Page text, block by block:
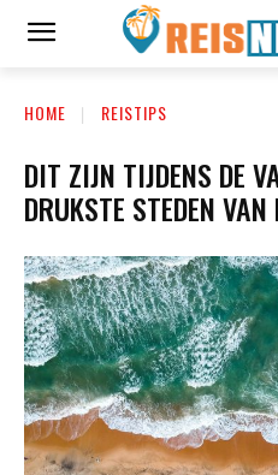
HOME REISTIPS
DIT ZIJN TIJDENS DE
DRUKSTE STEDEN VAN